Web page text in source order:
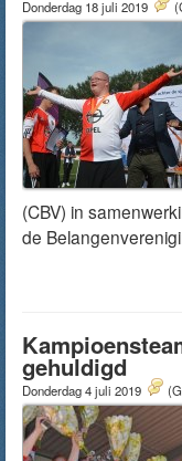
Donderdag 18 juli 2019
(CBV) in
de
gehuldigd
Donderdag 4 juli 2019